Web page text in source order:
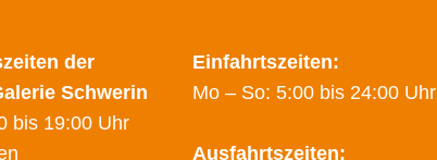
der
Schwerin
bis 19:00 Uhr
Einfahrtszeiten:
Mo – So: 5:00 bis 24:00 Uhr
Ausfahrtszeiten: